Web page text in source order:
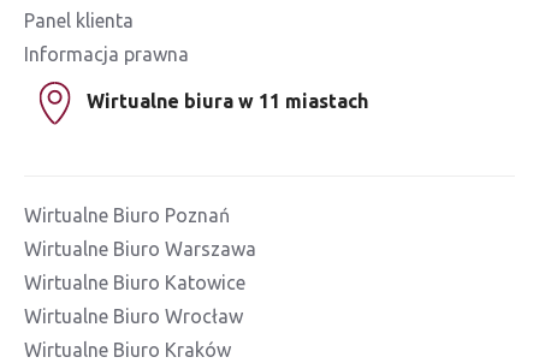
Panel klienta
Informacja prawna
Wirtualne biura w 11 miastach
Wirtualne Biuro Poznań
Wirtualne Biuro Warszawa
Wirtualne Biuro Katowice
Wirtualne Biuro Wrocław
Wirtualne Biuro Kraków